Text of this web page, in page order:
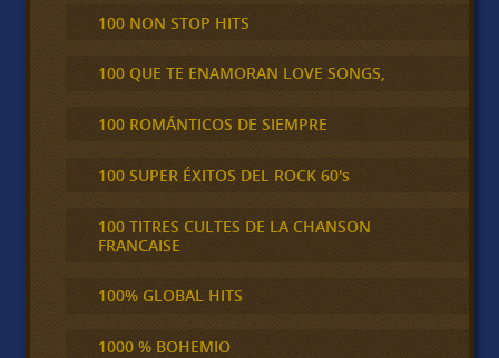
100 NON STOP HITS
100 QUE TE ENAMORAN LOVE SONGS,
100 ROMÁNTICOS DE SIEMPRE
100 SUPER ÉXITOS DEL ROCK 60's
100 TITRES CULTES DE LA CHANSON
FRANCAISE
100% GLOBAL HITS
1000 % BOHEMIO